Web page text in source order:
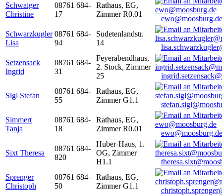
Schwaiger
Christine
08761 684-
17
Rathaus, EG,
Zimmer R0.01
ewo@moosburg.de
Schwarzkugler
Lisa
08761 684-
94
Sudetenlandstr.
14
Setzensack
Ingrid
08761 684-
31
Feyerabendhaus,
2. Stock, Zimmer
25
Sigl Stefan
08761 684-
55
Rathaus, EG,
Zimmer G1.1
Simmert
Tanja
08761 684-
18
Rathaus, EG,
Zimmer R0.01
ewo@moosburg.de
Sixt Theresa
08761 684-
820
Huber-Haus, 1.
OG, Zimmer
H1.1
Sprenger
Christoph
08761 684-
50
Rathaus, EG,
Zimmer G1.1